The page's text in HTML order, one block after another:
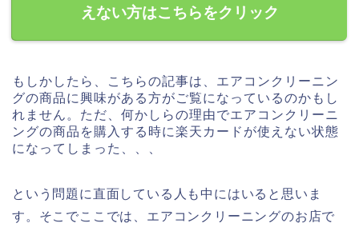
えない方はこちらをクリック
もしかしたら、こちらの記事は、エアコンクリーニン
グの商品に興味がある方がご覧になっているのかもし
れません。ただ、何かしらの理由でエアコンクリーニ
ングの商品を購入する時に楽天カードが使えない状態
になってしまった、、、
という問題に直面している人も中にはいると思いま
す。そこでここでは、エアコンクリーニングのお店で